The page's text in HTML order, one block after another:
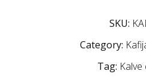
SKU:
Category:
Tag: